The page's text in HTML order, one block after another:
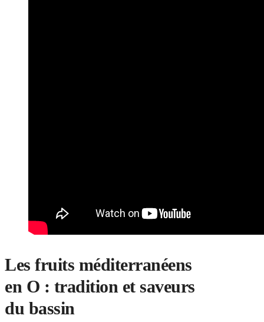
Les fruits méditerranéens
en O : tradition et saveurs
du bassin